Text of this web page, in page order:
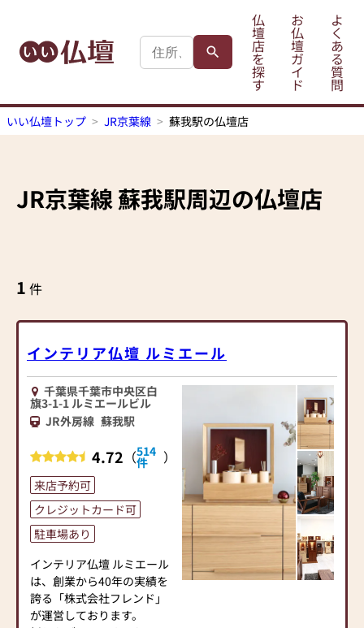
仏
壇
店
を
探
す
お
仏
壇
ガ
イ
ド
よ
く
あ
る
質
問
いい仏壇トップ JR京葉線 蘇我駅の仏壇店
JR京葉線蘇我駅周辺の仏壇店
1 件
インテリア仏壇 ルミエール
千葉県千葉市中央区白
旗3-1-1 ルミエールビル
JR外房線 蘇我駅
4.72 （514
件 ）
来店予約可
クレジットカード可
駐車場あり
インテリア仏壇 ルミエール
は、創業から40年の実績を
誇る「株式会社フレンド」
が運営しております。